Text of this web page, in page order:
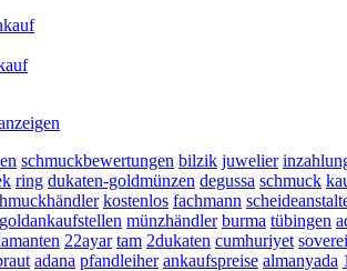
schmuckbewertungen bilzik juwelier
ring dukaten-goldmünzen degussa schmuck
kostenlos fachmann
goldankaufstellen münzhändler burma tübingen
22ayar tam 2dukaten cumhuriyet
adana pfandleiher ankaufspreise almanyada